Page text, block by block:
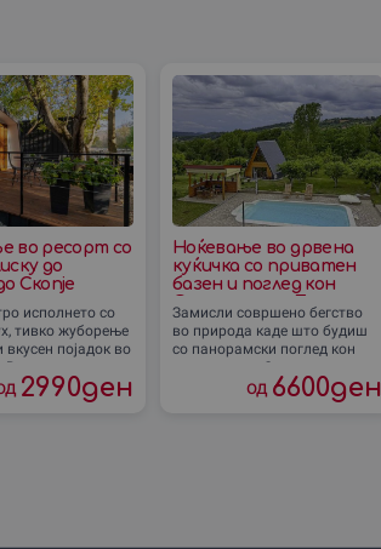
во ресорт со
до
Скопjе
исполнето со
тивко жуборење
вкусен појадок во
Во ресортот
Градот“ со базен,
2990ден
Ноќевање во дрвена
куќичка со приватен
базен и поглед кон
Осоговските Планини
(Македонска Каменица)
Замисли совршено бегство
во природа каде што будиш
со панорамски поглед кон
прекрасните Осоговски
планини. Те чека целосна
од 6600ден